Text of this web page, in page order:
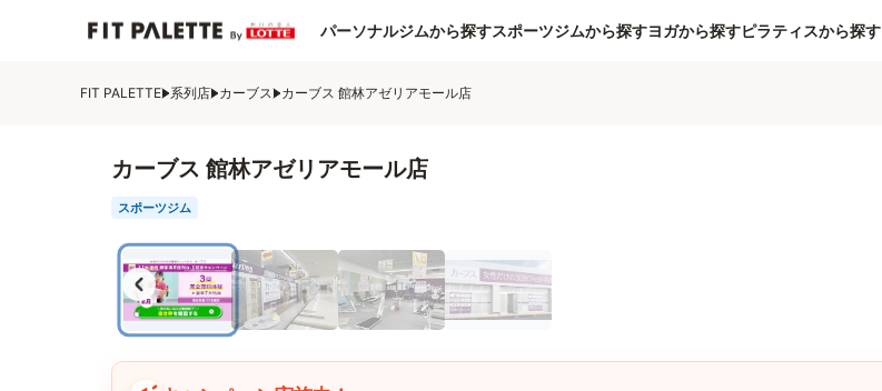
パーソナルジムから探すスポーツジムから探すヨガから探すピラティスから探す
FIT PALETTE 系列店 カーブス カーブス 館林アゼリアモール店
カーブス 館林アゼリアモール店
スポーツジム